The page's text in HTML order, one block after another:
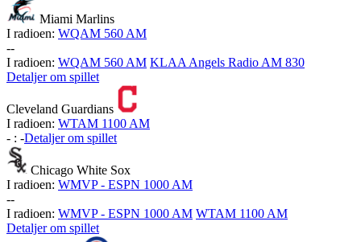
Miami Marlins
I radioen: WQAM 560 AM
--
I radioen: WQAM 560 AM KLAA Angels Radio AM 830
Detaljer om spillet
Cleveland Guardians
I radioen: WTAM 1100 AM
- : -Detaljer om spillet
Chicago White Sox
I radioen: WMVP - ESPN 1000 AM
--
I radioen: WMVP - ESPN 1000 AM WTAM 1100 AM
Detaljer om spillet